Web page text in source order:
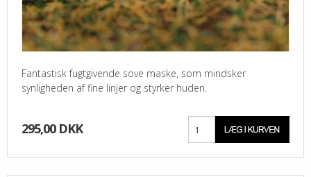
Fantastisk fugtgivende sove maske, som mindsker
synligheden af fine linjer og styrker huden.
295,00 DKK